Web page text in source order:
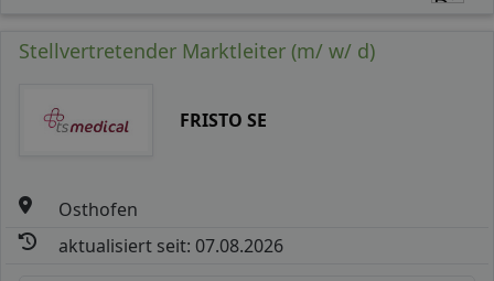
Stellvertretender Marktleiter (m/ w/ d)
FRISTO SE
Osthofen
aktualisiert seit: 07.08.2026